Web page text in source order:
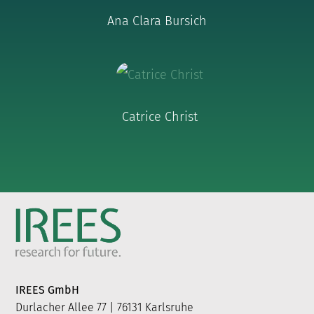
Ana Clara Bursich
Catrice Christ
IREES GmbH
Durlacher Allee 77 | 76131 Karlsruhe